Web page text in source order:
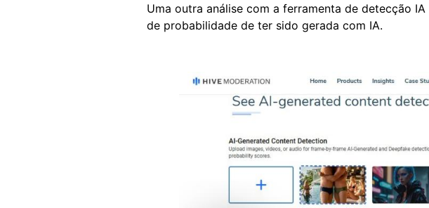
Uma outra análise com a ferramenta de detecção IA
de probabilidade de ter sido gerada com IA.